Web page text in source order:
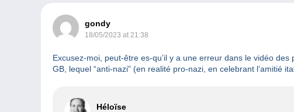
gondy
18/05/2023 at 21:38
Excusez-moi, peut-être es-qu’il y a une erreur dans le vidéo
GB, lequel “anti-nazi” (en realité pro-nazi, en celebrant l’amitié
Héloïse